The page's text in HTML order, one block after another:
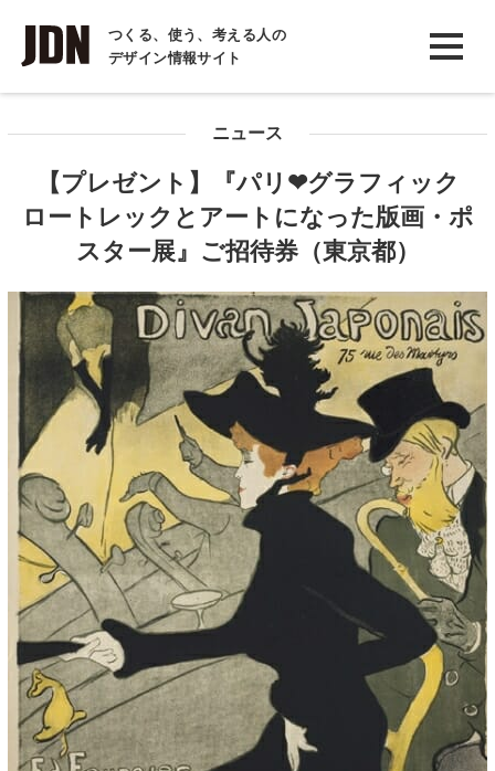
つくる、使う、考える人の
デザイン情報サイト
INTERVIEW
インタビュー
COLUMN
コラム
ニュース
【プレゼント】『パリ❤グラフィック
ロートレックとアートになった版画・ポ
スター展』ご招待券（東京都）